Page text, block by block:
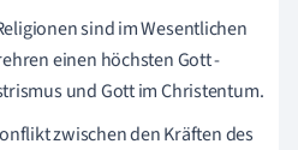
sind im Wesentlichen
einen höchsten Gott -
und Gott im Christentum.
zwischen den Kräften des